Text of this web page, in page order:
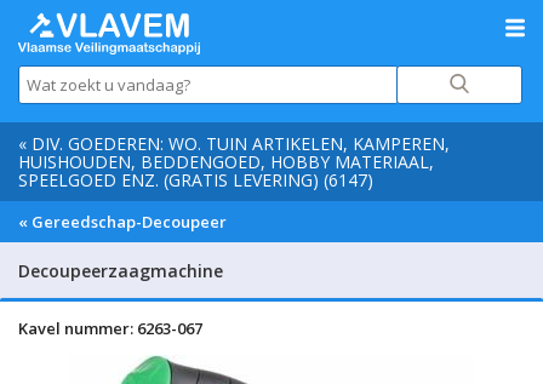
« DIV. GOEDEREN: WO. TUIN ARTIKELEN, KAMPEREN,
HUISHOUDEN, BEDDENGOED, HOBBY MATERIAAL,
SPEELGOED ENZ. (GRATIS LEVERING) (6147)
« Gereedschap-Decoupeer
Decoupeerzaagmachine
Kavel nummer: 6263-067